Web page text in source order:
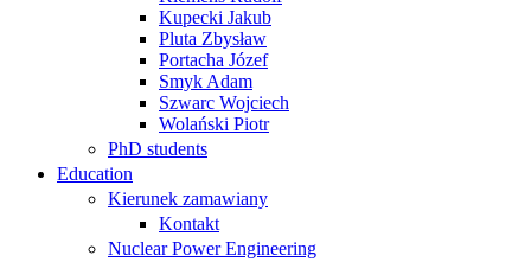
Kupecki Jakub
Pluta Zbysław
Portacha Józef
Smyk Adam
Szwarc Wojciech
Wolański Piotr
PhD students
Education
Kierunek zamawiany
Kontakt
Nuclear Power Engineering